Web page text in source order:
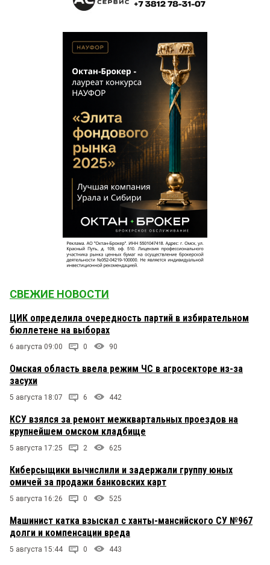
СВЕЖИЕ НОВОСТИ
ЦИК определила очередность партий в избирательном
бюллетене на выборах
6 августа 09:00 0 90
Омская область ввела режим ЧС в агросекторе из-за
засухи
5 августа 18:07 6 442
КСУ взялся за ремонт межквартальных проездов на
крупнейшем омском кладбище
5 августа 17:25 2 625
Киберсыщики вычислили и задержали группу юных
омичей за продажи банковских карт
5 августа 16:26 0 525
Машинист катка взыскал с ханты-мансийского СУ №967
долги и компенсации вреда
5 августа 15:44 0 443